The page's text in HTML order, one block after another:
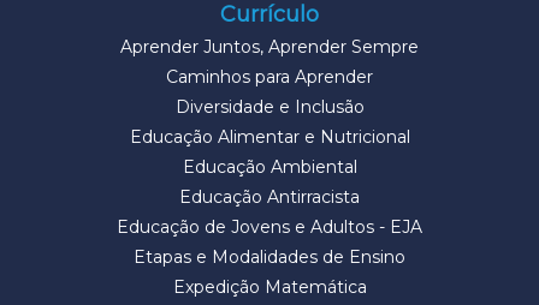
Currículo
Aprender Juntos, Aprender Sempre
Caminhos para Aprender
Diversidade e Inclusão
Educação Alimentar e Nutricional
Educação Ambiental
Educação Antirracista
Educação de Jovens e Adultos - EJA
Etapas e Modalidades de Ensino
Expedição Matemática